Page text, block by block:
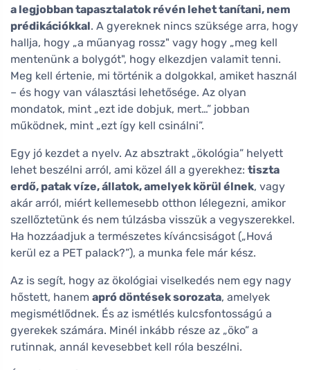
a legjobban tapasztalatok révén lehet tanítani, nem
prédikációkkal. A gyereknek nincs szüksége arra, hogy
hallja, hogy „a műanyag rossz" vagy hogy „meg kell
mentenünk a bolygót", hogy elkezdjen valamit tenni.
Meg kell értenie, mi történik a dolgokkal, amiket használ
– és hogy van választási lehetősége. Az olyan
mondatok, mint „ezt ide dobjuk, mert…” jobban
működnek, mint „ezt így kell csinálni”.
Egy jó kezdet a nyelv. Az absztrakt „ökológia” helyett
lehet beszélni arról, ami közel áll a gyerekhez: tiszta
erdő, patak víze, állatok, amelyek körül élnek, vagy
akár arról, miért kellemesebb otthon lélegezni, amikor
szellőztetünk és nem túlzásba visszük a vegyszerekkel.
Ha hozzáadjuk a természetes kíváncsiságot („Hová
kerül ez a PET palack?”), a munka fele már kész.
Az is segít, hogy az ökológiai viselkedés nem egy nagy
hőstett, hanem apró döntések sorozata, amelyek
megismétlődnek. És az ismétlés kulcsfontosságú a
gyerekek számára. Minél inkább része az „öko” a
rutinnak, annál kevesebbet kell róla beszélni.